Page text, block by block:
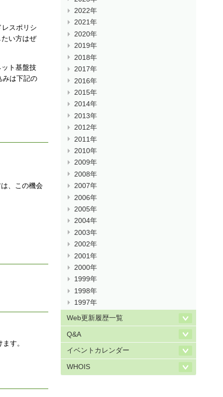
スポリシ
い方はぜ
ト基盤技
みは下記の
、この機会
す。
2022年
2021年
2020年
2019年
2018年
2017年
2016年
2015年
2014年
2013年
2012年
2011年
2010年
2009年
2008年
2007年
2006年
2005年
2004年
2003年
2002年
2001年
2000年
1999年
1998年
1997年
Web更新履歴一覧
Q&A
イベントカレンダー
WHOIS